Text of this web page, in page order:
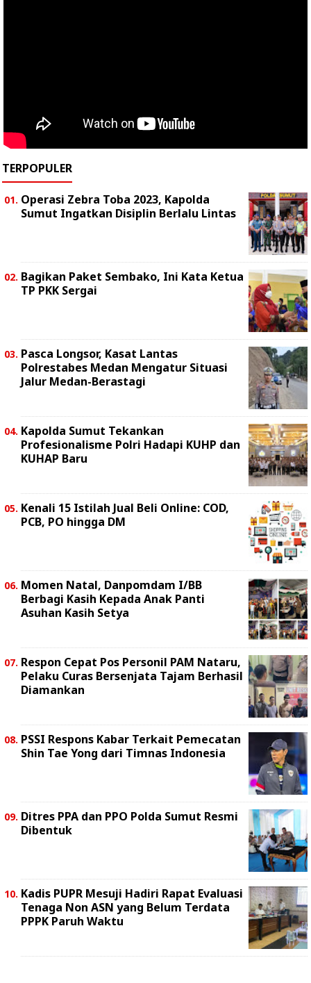
TERPOPULER
Operasi Zebra Toba 2023, Kapolda
Sumut Ingatkan Disiplin Berlalu Lintas
Bagikan Paket Sembako, Ini Kata Ketua
TP PKK Sergai
Pasca Longsor, Kasat Lantas
Polrestabes Medan Mengatur Situasi
Jalur Medan-Berastagi
Kapolda Sumut Tekankan
Profesionalisme Polri Hadapi KUHP dan
KUHAP Baru
Kenali 15 Istilah Jual Beli Online: COD,
PCB, PO hingga DM
Momen Natal, Danpomdam I/BB
Berbagi Kasih Kepada Anak Panti
Asuhan Kasih Setya
Respon Cepat Pos Personil PAM Nataru,
Pelaku Curas Bersenjata Tajam Berhasil
Diamankan
PSSI Respons Kabar Terkait Pemecatan
Shin Tae Yong dari Timnas Indonesia
Ditres PPA dan PPO Polda Sumut Resmi
Dibentuk
Kadis PUPR Mesuji Hadiri Rapat Evaluasi
Tenaga Non ASN yang Belum Terdata
PPPK Paruh Waktu